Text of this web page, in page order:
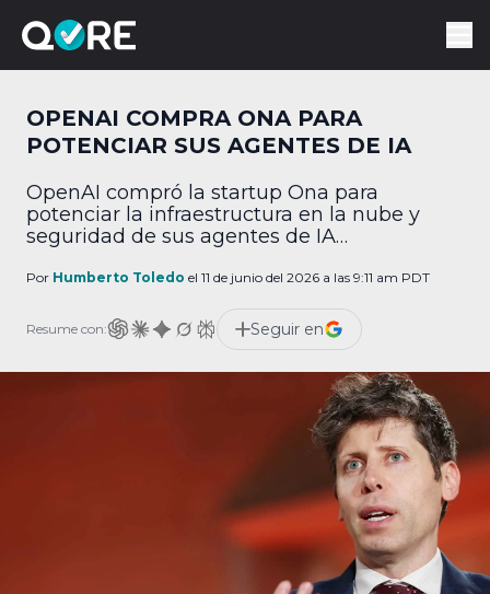
OPENAI COMPRA ONA PARA
POTENCIAR SUS AGENTES DE IA
OpenAI compró la startup Ona para
potenciar la infraestructura en la nube y
seguridad de sus agentes de IA
Por Humberto Toledo el 11 de junio del 2026 a las 9:11 am PDT
Resume con: Seguir en